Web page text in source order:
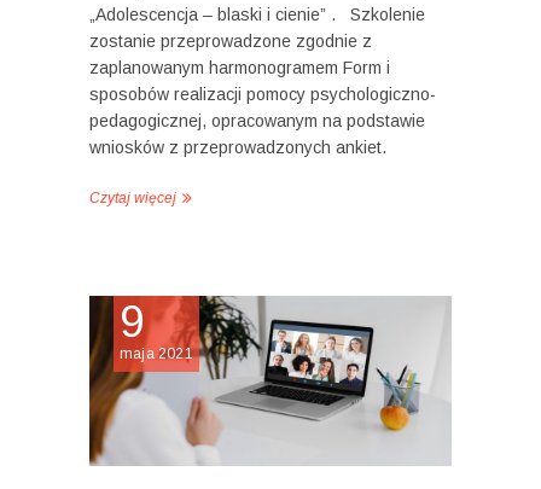
„Adolescencja – blaski i cienie” . Szkolenie
zostanie przeprowadzone zgodnie z
zaplanowanym harmonogramem Form i
sposobów realizacji pomocy psychologiczno-
pedagogicznej, opracowanym na podstawie
wniosków z przeprowadzonych ankiet.
Czytaj więcej
9
maja 2021